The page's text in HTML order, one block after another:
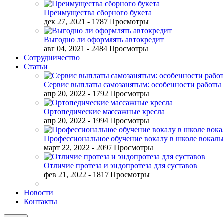
Преимущества сборного букета
дек 27, 2021 - 1787 Просмотры
Выгодно ли оформлять автокредит
авг 04, 2021 - 2484 Просмотры
Сотрудничество
Статьи
Сервис выплаты самозанятым: особенности работы
апр 20, 2022 - 1792 Просмотры
Ортопедические массажные кресла
апр 20, 2022 - 1994 Просмотры
Профессиональное обучение вокалу в школе
март 22, 2022 - 2097 Просмотры
Отличие протеза и эндопротеза для суставов
фев 21, 2022 - 1817 Просмотры
Новости
Контакты